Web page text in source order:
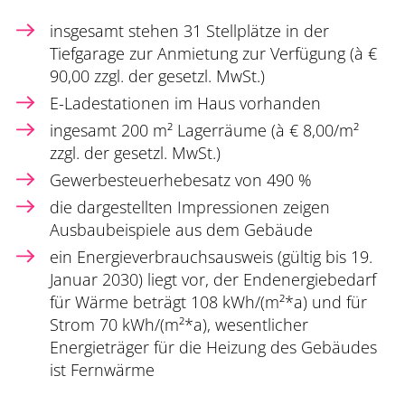
insgesamt stehen 31 Stellplätze in der
Tiefgarage zur Anmietung zur Verfügung (à €
90,00 zzgl. der gesetzl. MwSt.)
E-Ladestationen im Haus vorhanden
ingesamt 200 m² Lagerräume (à € 8,00/m²
zzgl. der gesetzl. MwSt.)
Gewerbesteuerhebesatz von 490 %
die dargestellten Impressionen zeigen
Ausbaubeispiele aus dem Gebäude
ein Energieverbrauchsausweis (gültig bis 19.
Januar 2030) liegt vor, der Endenergiebedarf
für Wärme beträgt 108 kWh/(m²*a) und für
Strom 70 kWh/(m²*a), wesentlicher
Energieträger für die Heizung des Gebäudes
ist Fernwärme